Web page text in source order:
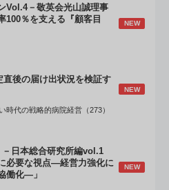
Vol.4－敬英会光山誠理事
％を支える『顧客目
NEW
直後の届け出状況を検証す
NEW
時代の戦略的病院経営（273）
－日本総合研究所編vol.1
必要な視点―経営力強化に
働化―」
NEW